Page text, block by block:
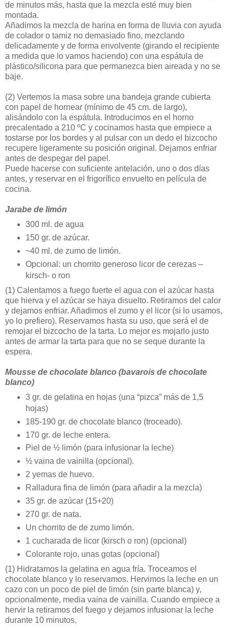
de minutos más, hasta que la mezcla esté muy bien
montada.
Añadimos la mezcla de harina en forma de lluvia con ayuda
de colador o tamiz no demasiado fino, mezclando
delicadamente y de forma envolvente (girando el recipiente
a medida que lo vamos haciendo) con una espátula de
plástico/silicona para que permanezca bien aireada y no se
baje.
(2) Vertemos la masa sobre una bandeja grande cubierta
con papel de hornear (mínimo de 45 cm. de largo),
alisándolo con la espátula. Introducimos en el horno
precalentado a 210 ºC y cocinamos hasta que empiece a
tostarse por los bordes y al pulsar con un dedo el bizcocho
recupere ligeramente su posición original. Dejamos enfriar
antes de despegar del papel.
Puede hacerse con suficiente antelación, uno o dos días
antes, y reservar en el frigorífico envuelto en película de
cocina.
Jarabe de limón
300 ml. de agua
150 gr. de azúcar.
~40 ml. de zumo de limón.
Opcional: un chorrito generoso licor de cerezas –
kirsch- o ron
(1) Calentamos a fuego fuerte el agua con el azúcar hasta
que hierva y el azúcar se haya disuelto. Retiramos del calor
y dejamos enfriar. Añadimos el zumo y el licor (si lo usamos,
yo lo prefiero). Reservamos hasta su uso, que será el de
remojar el bizcocho de la tarta. Lo mejor es mojarlo justo
antes de armar la tarta para que no se seque durante la
espera.
Mousse de chocolate blanco (bavarois de chocolate
blanco)
3 gr. de gelatina en hojas (una “pizca” más de 1,5
hojas)
185-190 gr. de chocolate blanco (troceado).
170 gr. de leche entera.
Piel de ½ limón (para infusionar la leche)
½ vaina de vainilla (opcional).
2 yemas de huevo.
Ralladura fina de limón (para añadir a la mezcla)
35 gr. de azúcar (15+20)
270 gr. de nata.
Un chorrito de de zumo limón.
1 cucharada de licor (kirsch o ron) (opcional)
Colorante rojo, unas gotas (opcional)
(1) Hidratamos la gelatina en agua fría. Troceamos el
chocolate blanco y lo reservamos. Hervimos la leche en un
cazo con un poco de piel de limón (sin parte blanca) y,
opcionalmente, media vaina de vainilla. Cuando empiece a
hervir la retiramos del fuego y dejamos infusionar la leche
durante 10 minutos.